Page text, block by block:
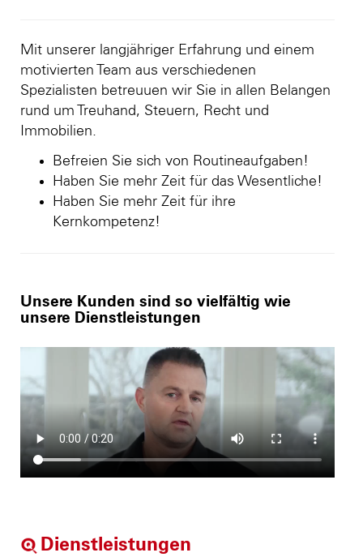
Mit unserer langjähriger Erfahrung und einem
motivierten Team aus verschiedenen
Spezialisten betreuuen wir Sie in allen Belangen
rund um Treuhand, Steuern, Recht und
Immobilien.
Befreien Sie sich von Routineaufgaben!
Haben Sie mehr Zeit für das Wesentliche!
Haben Sie mehr Zeit für ihre
Kernkompetenz!
Unsere Kunden sind so vielfältig wie
unsere Dienstleistungen
Dienstleistungen